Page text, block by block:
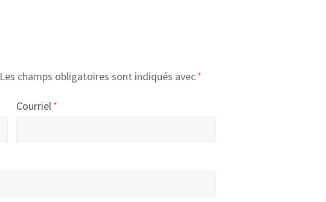
Les champs obligatoires sont indiqués avec *
Courriel *